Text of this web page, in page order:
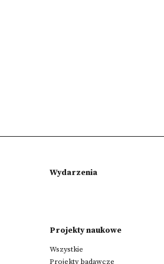
Wydarzenia
Projekty naukowe
Wszystkie
Projekty badawcze